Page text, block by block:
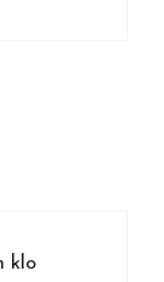
klo